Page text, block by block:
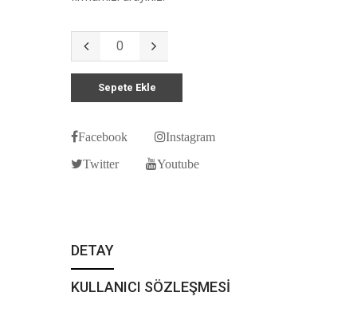
Sepete Ekle
Facebook Instagram
Twitter Youtube
DETAY
KULLANICI SÖZLEŞMESİ